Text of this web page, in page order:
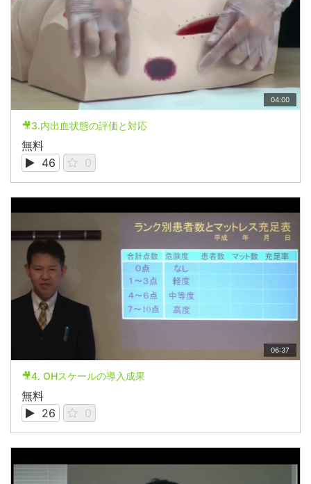
04:00
🎥3.内出血状態の評価と対応
無料
46
0
06:37
🎥4. OHスケールの導入成果
無料
26
0